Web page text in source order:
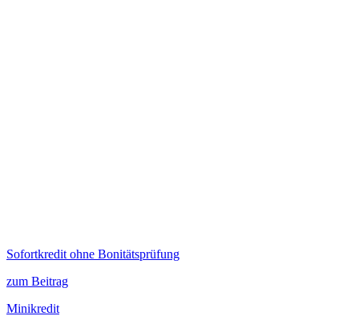
Sofortkredit ohne Bonitätsprüfung
zum Beitrag
Minikredit